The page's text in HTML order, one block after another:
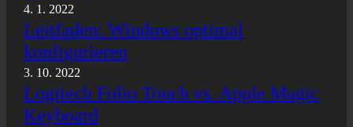
4. 1. 2022
Leitfaden: Windows optimal
konfigurieren
3. 10. 2022
Logitech Folio Touch vs. Apple Magic
Keyboard